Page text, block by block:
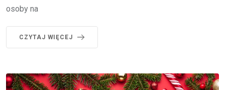
osoby na
CZYTAJ WIĘCEJ